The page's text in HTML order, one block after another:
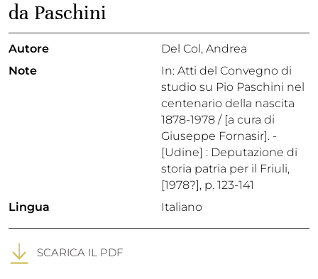
da Paschini
Autore
Del Col, Andrea
Note
In: Atti del Convegno di
studio su Pio Paschini nel
centenario della nascita
1878-1978 / [a cura di
Giuseppe Fornasir]. -
[Udine] : Deputazione di
storia patria per il Friuli,
[1978?], p. 123-141
Lingua
Italiano
SCARICA IL PDF